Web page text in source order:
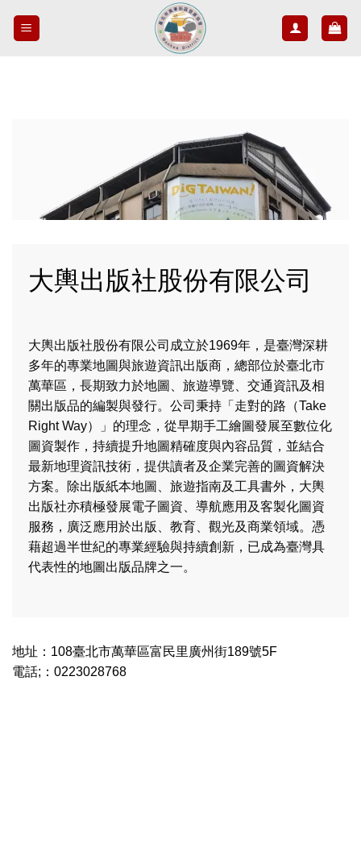
大輿出版社股份有限公司
大輿出版社股份有限公司成立於1969年，是臺灣深耕
多年的專業地圖與旅遊資訊出版商，總部位於臺北市
萬華區，長期致力於地圖、旅遊導覽、交通資訊及相
關出版品的編製與發行。公司秉持「走對的路（Take
Right Way）」的理念，從早期手工繪圖發展至數位化
圖資製作，持續提升地圖精確度與內容品質，並結合
最新地理資訊技術，提供讀者及企業完善的圖資解決
方案。除出版紙本地圖、旅遊指南及工具書外，大輿
出版社亦積極發展電子圖資、導航應用及客製化圖資
服務，廣泛應用於出版、教育、觀光及商業領域。憑
藉超過半世紀的專業經驗與持續創新，已成為臺灣具
代表性的地圖出版品牌之一。
地址：108臺北市萬華區富民里廣州街189號5F
電話;：0223028768